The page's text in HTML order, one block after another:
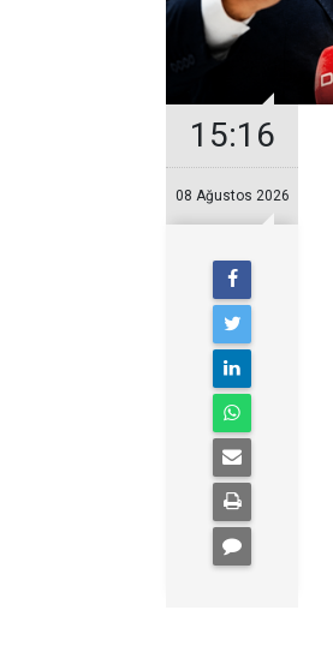
15:16
08 Ağustos 2026